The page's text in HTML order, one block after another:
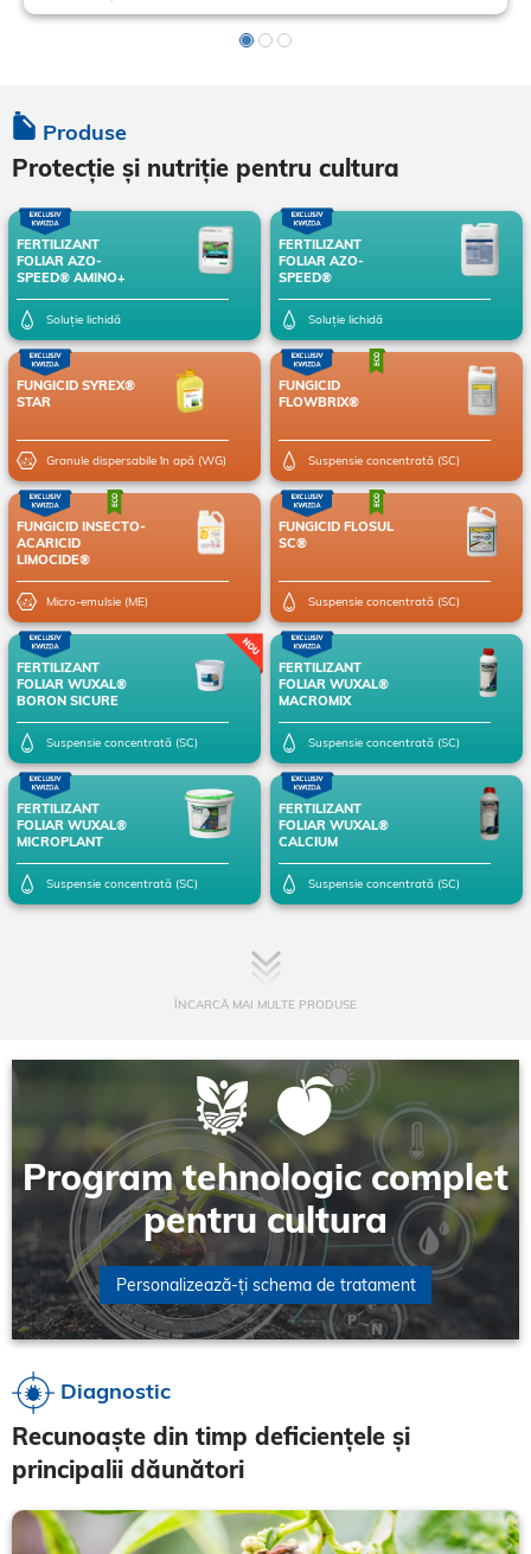
Produse
Protecție și nutriție pentru cultura
FERTILIZANT
FOLIAR AZO-
SPEED® AMINO+
Soluție lichidă
FERTILIZANT
FOLIAR AZO-
SPEED®
Soluție lichidă
FUNGICID SYREX®
STAR
Granule dispersabile în apă (WG)
FUNGICID
FLOWBRIX®
Suspensie concentrată (SC)
FUNGICID INSECTO-
ACARICID
LIMOCIDE®
Micro-emulsie (ME)
FUNGICID FLOSUL
SC®
Suspensie concentrată (SC)
FERTILIZANT
FOLIAR WUXAL®
BORON SICURE
Suspensie concentrată (SC)
FERTILIZANT
FOLIAR WUXAL®
MACROMIX
Suspensie concentrată (SC)
FERTILIZANT
FOLIAR WUXAL®
MICROPLANT
Suspensie concentrată (SC)
FERTILIZANT
FOLIAR WUXAL®
CALCIUM
Suspensie concentrată (SC)
ÎNCARCĂ MAI MULTE PRODUSE
Program tehnologic complet
pentru cultura
Personalizează-ți schema de tratament
Diagnostic
Recunoaște din timp deficiențele și
principalii dăunători